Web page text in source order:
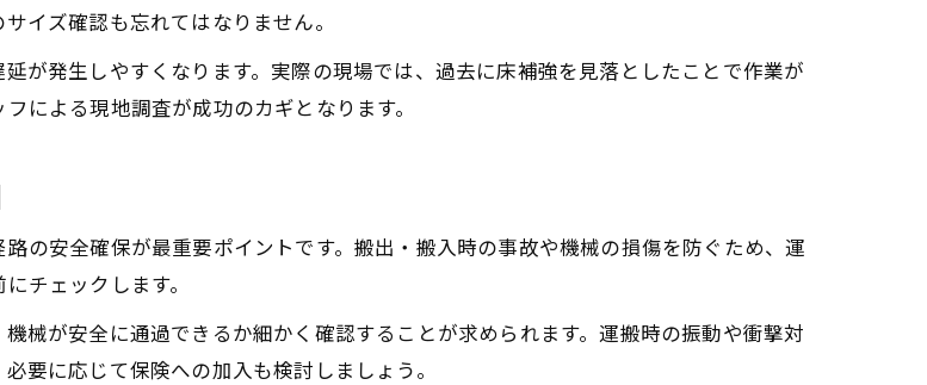
イズ確認も忘れてはなりません。
が発生しやすくなります。実際の現場では、過去に床補強を見落としたことで作業が
による現地調査が成功のカギとなります。
の安全確保が最重要ポイントです。搬出・搬入時の事故や機械の損傷を防ぐため、運
チェックします。
械が安全に通過できるか細かく確認することが求められます。運搬時の振動や衝撃対
要に応じて保険への加入も検討しましょう。